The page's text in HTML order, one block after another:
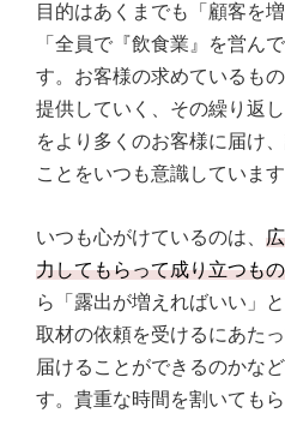
目的はあくまでも「顧客を
「全員で『飲食業』を営ん
す。お客様の求めているも
提供していく、その繰り返
をより多くのお客様に届け
ことをいつも意識しています
いつも心がけているのは、
力してもらって成り立つも
ら「露出が増えればいい」
取材の依頼を受けるにあた
届けることができるのかな
す。貴重な時間を割いても